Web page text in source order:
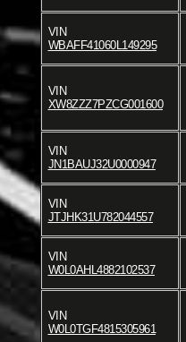
VIN
WBAFF41060L149295
VIN
XW8ZZZ7PZCG001600
VIN
JN1BAUJ32U0000947
VIN
JTJHK31U782044557
VIN
W0L0AHL4882102537
VIN
W0L0TGF4815305961